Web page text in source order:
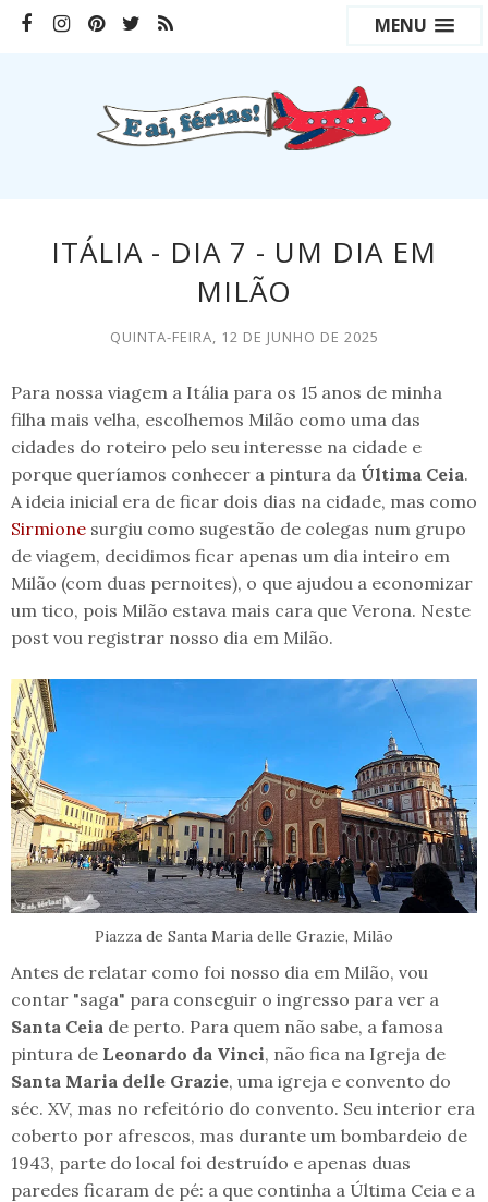
MENU
ITÁLIA - DIA 7 - UM DIA EM
MILÃO
QUINTA-FEIRA, 12 DE JUNHO DE 2025
Para nossa viagem a Itália para os 15 anos de minha
filha mais velha, escolhemos Milão como uma das
cidades do roteiro pelo seu interesse na cidade e
porque queríamos conhecer a pintura da Última Ceia.
A ideia inicial era de ficar dois dias na cidade, mas como
Sirmione surgiu como sugestão de colegas num grupo
de viagem, decidimos ficar apenas um dia inteiro em
Milão (com duas pernoites), o que ajudou a economizar
um tico, pois Milão estava mais cara que Verona. Neste
post vou registrar nosso dia em Milão.
Piazza de Santa Maria delle Grazie, Milão
Antes de relatar como foi nosso dia em Milão, vou
contar "saga" para conseguir o ingresso para ver a
Santa Ceia de perto. Para quem não sabe, a famosa
pintura de Leonardo da Vinci, não fica na Igreja de
Santa Maria delle Grazie, uma igreja e convento do
séc. XV, mas no refeitório do convento. Seu interior era
coberto por afrescos, mas durante um bombardeio de
1943, parte do local foi destruído e apenas duas
paredes ficaram de pé: a que continha a Última Ceia e a